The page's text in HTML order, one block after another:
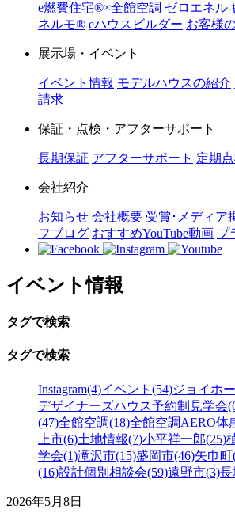
e燃費住宅®︎×全館空調 ゼロエネル
ネルモ®︎ eハウスビルダー お客様
展示場・イベント
イベント情報 モデルハウスの紹介
請求
保証・点検・アフターサポート
長期保証 アフターサポート 定期
会社紹介
お知らせ 会社概要 受賞･メディア
フブログ おすすめYouTube動画 プ
イベント情報
タグで検索
タグで検索
Instagram(4)イベント(54)ジョイホ
デザイナーズハウス予約制見学会
(47)全館空調(18)全館空調AERO体
上市(6)土地情報(7)小平祥一郎(25)
学会(1)滝沢市(15)盛岡市(46)矢巾町
(16)設計個別相談会(59)遠野市(3)長
2026年5月8日